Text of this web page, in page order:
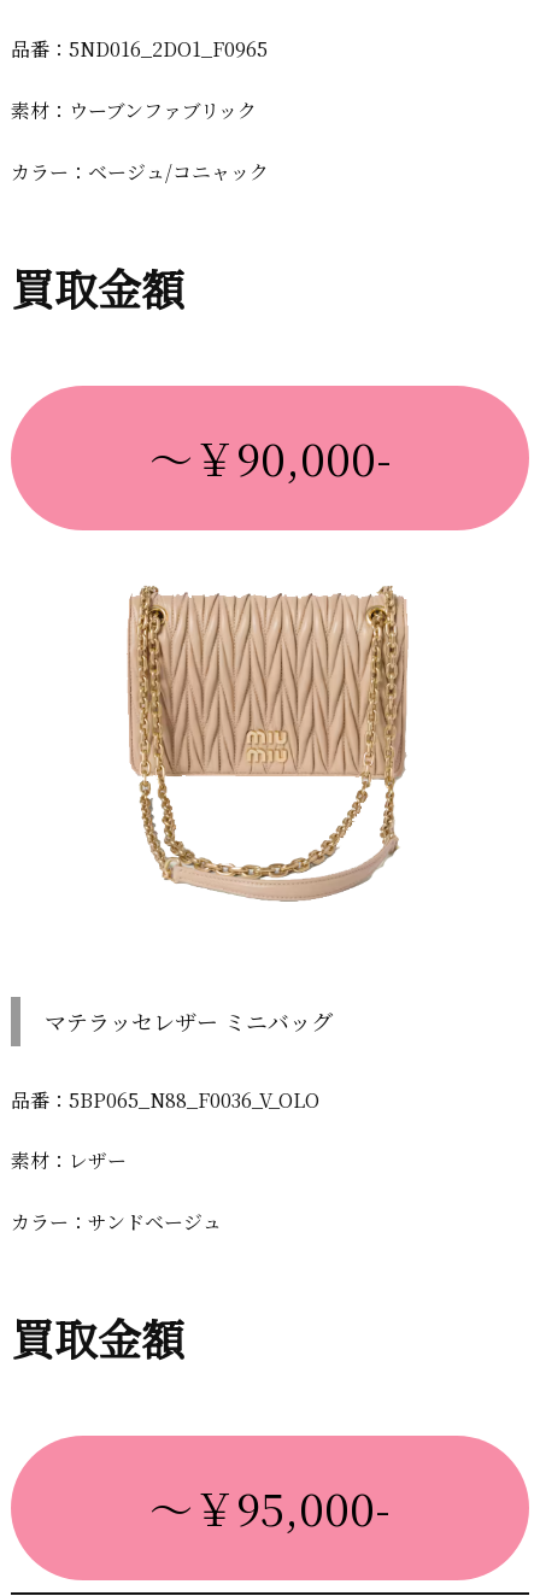
品番：5ND016_2DO1_F0965
素材：ウーブンファブリック
カラー：ベージュ/コニャック
買取金額
～￥90,000-
マテラッセレザー ミニバッグ
品番：5BP065_N88_F0036_V_OLO
素材：レザー
カラー：サンドベージュ
買取金額
～￥95,000-